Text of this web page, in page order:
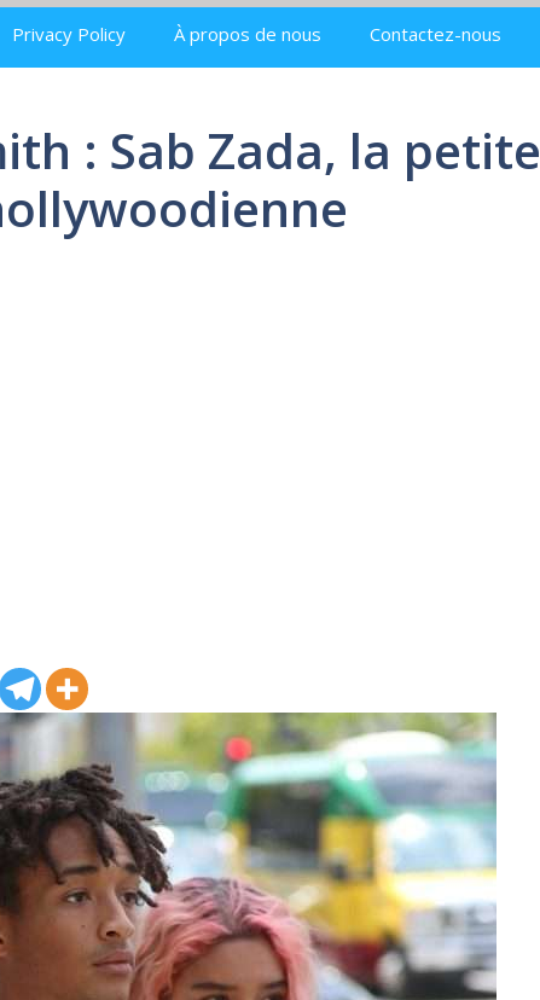
Privacy Policy À propos de nous Contactez-nous
: Sab Zada, la petite